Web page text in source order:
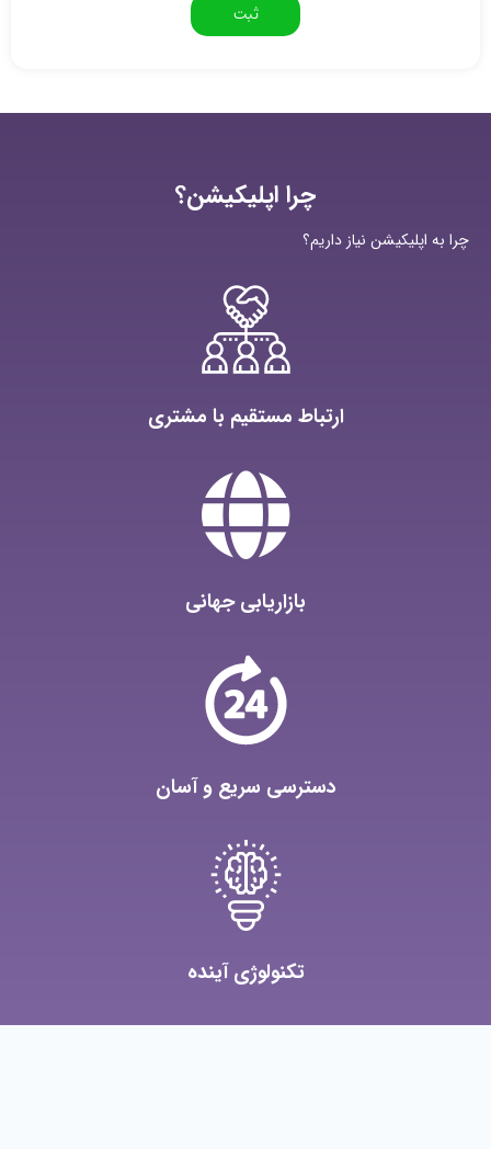
ثبت
چرا اپلیکیشن؟
چرا به اپلیکیشن نیاز داریم؟
ارتباط مستقیم با مشتری
بازاریابی جهانی
دسترسی سریع و آسان
تکنولوژی آینده